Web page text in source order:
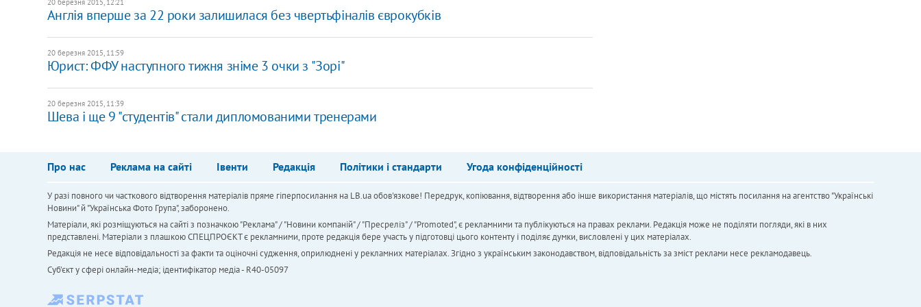
Англія вперше за 22 роки залишилася без чвертьфіналів єврокубків
20 березня 2015, 11:59
Юрист: ФФУ наступного тижня зніме 3 очки з "Зорі"
20 березня 2015, 11:39
Шева і ще 9 "студентів" стали дипломованими тренерами
Про нас Реклама на сайті Івенти Редакція Політики і стандарти Угода конфіденційності
У разі повного чи часткового відтворення матеріалів пряме гіперпосилання на LB.ua обов'язкове! Передрук, копіювання, відтворення або інше використання матеріалів, що містять посилання на агентство "Українськi
Новини" й "Українська Фото Група", заборонено.
Матеріали, які розміщуються на сайті з позначкою "Реклама" / "Новини компаній" / "Пресреліз" / "Promoted", є рекламними та публікуються на правах реклами. Редакція може не поділяти погляди, які в них
представлені. Матеріали з плашкою СПЕЦПРОЄКТ є рекламними, проте редакція бере участь у підготовці цього контенту і поділяє думки, висловлені у цих матеріалах.
Редакція не несе відповідальності за факти та оціночні судження, оприлюднені у рекламних матеріалах. Згідно з українським законодавством, відповідальність за зміст реклами несе рекламодавець.
Cуб'єкт у сфері онлайн-медіа; ідентифікатор медіа - R40-05097